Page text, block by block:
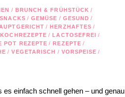
/ BRUNCH & FRÜHSTÜCK /
/ GEMÜSE / GESUND /
/ HERZHAFTES /
KOCHREZEPTE / LACTOSEFREI /
POT REZEPTE / REZEPTE /
/ VEGETARISCH / VORSPEISE /
es einfach schnell gehen – und genau